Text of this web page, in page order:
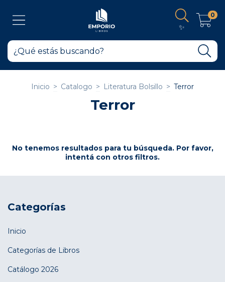
✨
0
Inicio > Catalogo > Literatura Bolsillo > Terror
Terror
No tenemos resultados para tu búsqueda. Por favor,
intentá con otros filtros.
Categorías
Inicio
Categorías de Libros
Catálogo 2026